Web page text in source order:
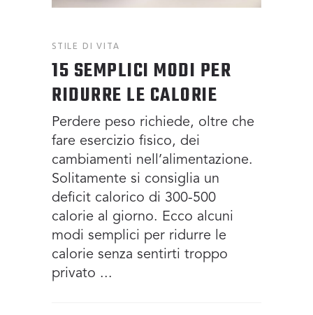
STILE DI VITA
15 SEMPLICI MODI PER
RIDURRE LE CALORIE
Perdere peso richiede, oltre che
fare esercizio fisico, dei
cambiamenti nell’alimentazione.
Solitamente si consiglia un
deficit calorico di 300-500
calorie al giorno. Ecco alcuni
modi semplici per ridurre le
calorie senza sentirti troppo
privato